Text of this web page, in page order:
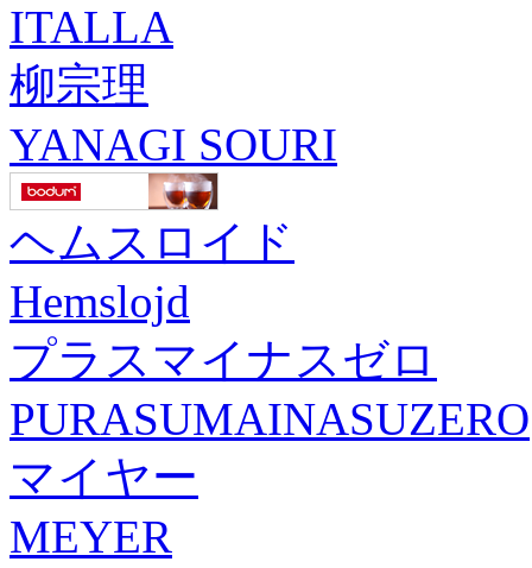
ITALLA
柳宗理
YANAGI SOURI
ヘムスロイド
Hemslojd
プラスマイナスゼロ
PURASUMAINASUZERO
マイヤー
MEYER